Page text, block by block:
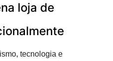
loja de
tecnologia e